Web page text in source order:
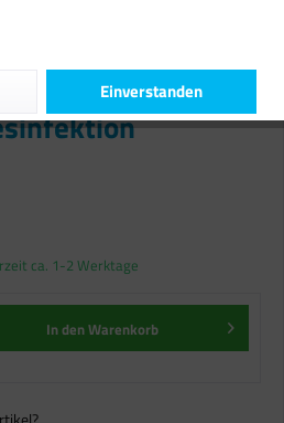
ca. 1-2 Werktage
In denWarenkorb
Einverstanden